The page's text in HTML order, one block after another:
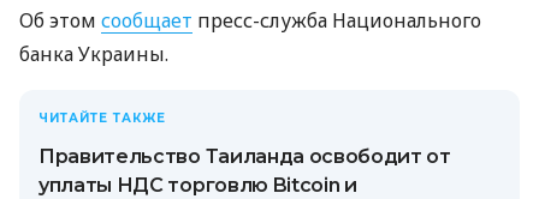
Об этом сообщает пресс-служба Национального
банка Украины.
ЧИТАЙТЕ ТАКЖЕ
Правительство Таиланда освободит от
уплаты НДС торговлю Bitcoin и